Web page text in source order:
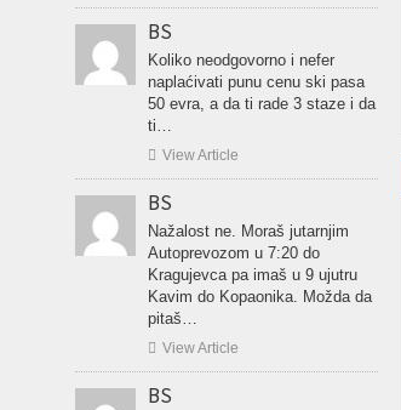
BS
Koliko neodgovorno i nefer
naplaćivati punu cenu ski pasa
50 evra, a da ti rade 3 staze i da
ti…
 View Article
BS
Nažalost ne. Moraš jutarnjim
Autoprevozom u 7:20 do
Kragujevca pa imaš u 9 ujutru
Kavim do Kopaonika. Možda da
pitaš…
 View Article
BS